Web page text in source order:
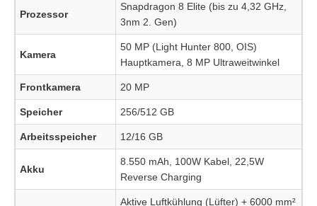
Prozessor
Snapdragon 8 Elite (bis zu 4,32 GHz,
3nm 2. Gen)
Kamera
50 MP (Light Hunter 800, OIS)
Hauptkamera, 8 MP Ultraweitwinkel
Frontkamera 20 MP
Speicher 256/512 GB
Arbeitsspeicher 12/16 GB
Akku
8.550 mAh, 100W Kabel, 22,5W
Reverse Charging
Aktive Luftkühlung (Lüfter) + 6000 mm²